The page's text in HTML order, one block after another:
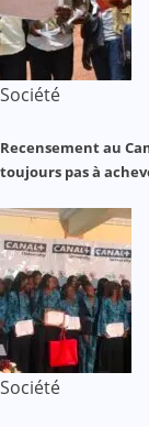
Société
Recensement au
toujours pas à
Société